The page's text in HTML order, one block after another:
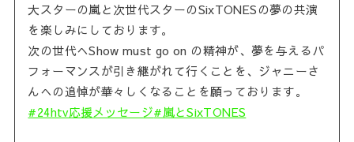
大スターの嵐と次世代スターのSixTONESの夢の共演
を楽しみにしております。
次の世代へShow must go on の精神が、夢を与えるパ
フォーマンスが引き継がれて行くことを、ジャニーさ
んへの追悼が華々しくなることを願っております。
#24htv応援メッセージ#嵐とSixTONES